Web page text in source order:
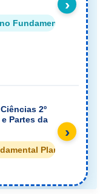
Fundamental
›
2º
Partes da
Plantas
›